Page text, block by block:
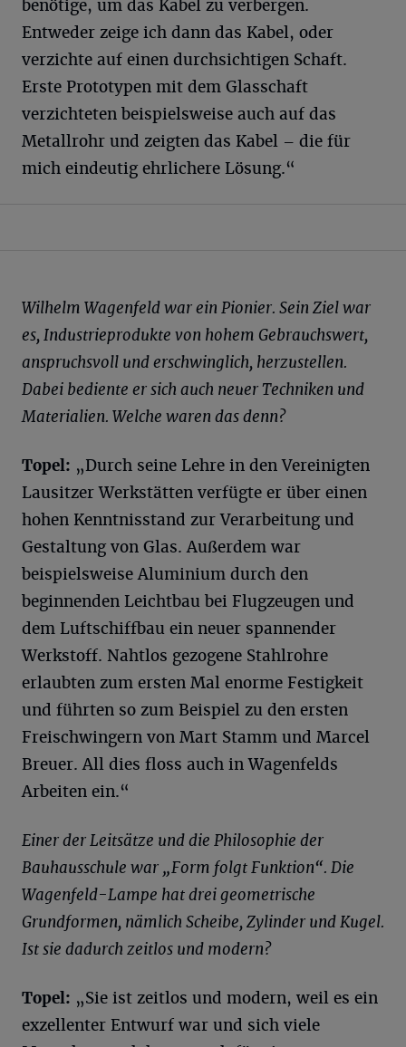
benötige, um das Kabel zu verbergen.
Entweder zeige ich dann das Kabel, oder
verzichte auf einen durchsichtigen Schaft.
Erste Prototypen mit dem Glasschaft
verzichteten beispielsweise auch auf das
Metallrohr und zeigten das Kabel – die für
mich eindeutig ehrlichere Lösung.“
Wilhelm Wagenfeld war ein Pionier. Sein Ziel war
es, Industrie­produkte von hohem Ge­brauchs­wert,
an­spruchs­voll und er­schwing­lich, herzustellen.
Dabei bediente er sich auch neuer Techniken und
Materialien. Welche waren das denn?
Topel: „Durch seine Lehre in den Vereinigten
Lausitzer Werkstätten verfügte er über einen
hohen Kenntnisstand zur Verarbeitung und
Gestaltung von Glas. Außerdem war
beispielsweise Aluminium durch den
beginnenden Leichtbau bei Flugzeugen und
dem Luftschiffbau ein neuer spannender
Werkstoff. Nahtlos gezogene Stahlrohre
erlaubten zum ersten Mal enorme Festigkeit
und führten so zum Beispiel zu den ersten
Freischwingern von Mart Stamm und Marcel
Breuer. All dies floss auch in Wagenfelds
Arbeiten ein.“
Einer der Leitsätze und die Philosophie der
Bauhausschule war „Form folgt Funktion“. Die
Wagenfeld-Lampe hat drei geometrische
Grundformen, nämlich Scheibe, Zylinder und Kugel.
Ist sie dadurch zeitlos und modern?
Topel: „Sie ist zeitlos und modern, weil es ein
exzellenter Entwurf war und sich viele